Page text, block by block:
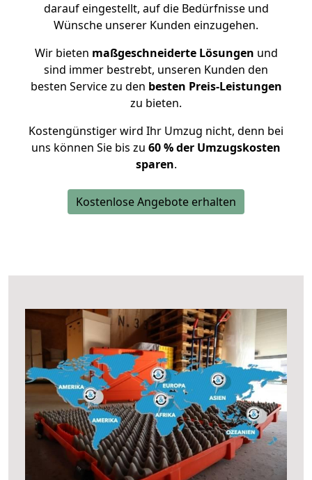
darauf eingestellt, auf die Bedürfnisse und
Wünsche unserer Kunden einzugehen.
Wir bieten maßgeschneiderte Lösungen und
sind immer bestrebt, unseren Kunden den
besten Service zu den besten Preis-Leistungen
zu bieten.
Kostengünstiger wird Ihr Umzug nicht, denn bei
uns können Sie bis zu 60 % der Umzugskosten
sparen.
Kostenlose Angebote erhalten